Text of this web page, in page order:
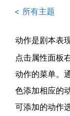
< 所有主题
动作是剧本表
点击属性面板
动作的菜单。
色添加相应的
可添加的动作